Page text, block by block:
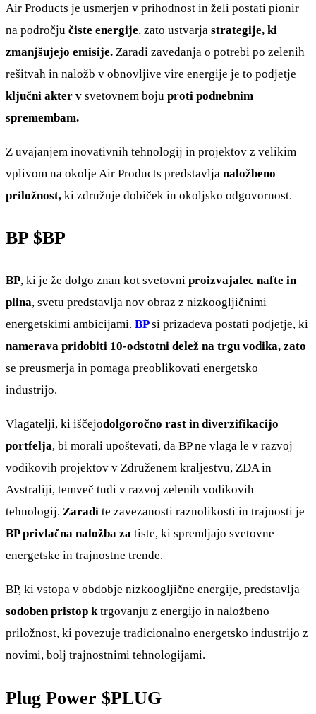
Air Products je usmerjen v prihodnost in želi postati pionir
na področju čiste energije, zato ustvarja strategije, ki
zmanjšujejo emisije. Zaradi zavedanja o potrebi po zelenih
rešitvah in naložb v obnovljive vire energije je to podjetje
ključni akter v svetovnem boju proti podnebnim
spremembam.
Z uvajanjem inovativnih tehnologij in projektov z velikim
vplivom na okolje Air Products predstavlja naložbeno
priložnost, ki združuje dobiček in okoljsko odgovornost.
BP $BP
BP, ki je že dolgo znan kot svetovni proizvajalec nafte in
plina, svetu predstavlja nov obraz z nizkoogljičnimi
energetskimi ambicijami. BPsi prizadeva postati podjetje, ki
namerava pridobiti 10-odstotni delež na trgu vodika, zato
se preusmerja in pomaga preoblikovati energetsko
industrijo.
Vlagatelji, ki iščejodolgoročno rast in diverzifikacijo
portfelja, bi morali upoštevati, da BP ne vlaga le v razvoj
vodikovih projektov v Združenem kraljestvu, ZDA in
Avstraliji, temveč tudi v razvoj zelenih vodikovih
tehnologij. Zaradi te zavezanosti raznolikosti in trajnosti je
BP privlačna naložba za tiste, ki spremljajo svetovne
energetske in trajnostne trende.
BP, ki vstopa v obdobje nizkoogljične energije, predstavlja
sodoben pristop ktrgovanju z energijo in naložbeno
priložnost, ki povezuje tradicionalno energetsko industrijo z
novimi, bolj trajnostnimi tehnologijami.
Plug Power $PLUG